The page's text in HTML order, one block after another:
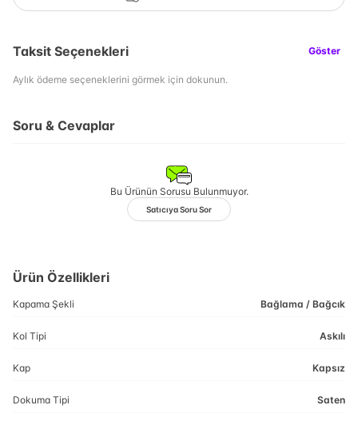
Taksit Seçenekleri Göster
Aylık ödeme seçeneklerini görmek için dokunun.
Soru & Cevaplar
Bu Ürünün Sorusu Bulunmuyor.
Satıcıya Soru Sor
Ürün Özellikleri
Kapama Şekli Bağlama / Bağcık
Kol Tipi Askılı
Kap Kapsız
Dokuma Tipi Saten